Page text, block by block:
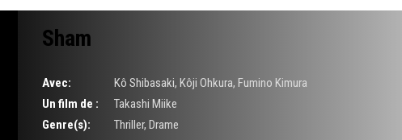
Sham
Avec:
Kô Shibasaki, Kôji Ohkura, Fumino Kimura
Un film de :
Takashi Miike
Genre(s):
Thriller, Drame